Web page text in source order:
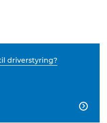
driverstyring?
